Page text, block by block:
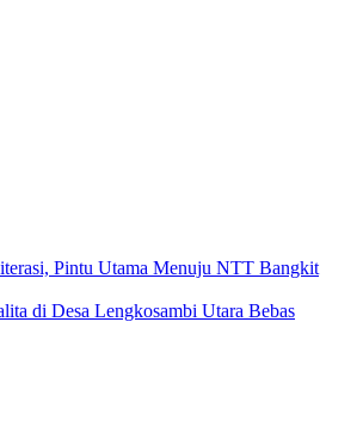
Pintu Utama Menuju NTT Bangkit
di Desa Lengkosambi Utara Bebas